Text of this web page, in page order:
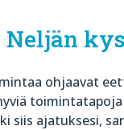
Neljän
ohjaavat
siis ajatuksesi,